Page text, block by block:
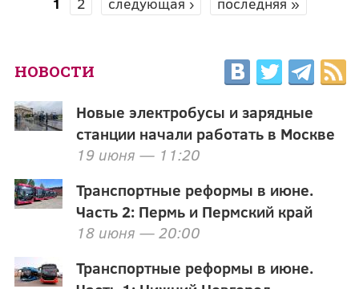
СТРАНИЦЫ
НОВОСТИ
Новые электробусы и зарядные
станции начали работать в Москве
19 июня — 11:20
Транспортные реформы в июне.
Часть 2: Пермь и Пермский край
18 июня — 20:00
Транспортные реформы в июне.